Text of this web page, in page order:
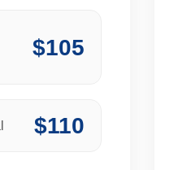
$105
$110